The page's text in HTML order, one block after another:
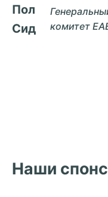
Пол
Сид
комитет
Наши